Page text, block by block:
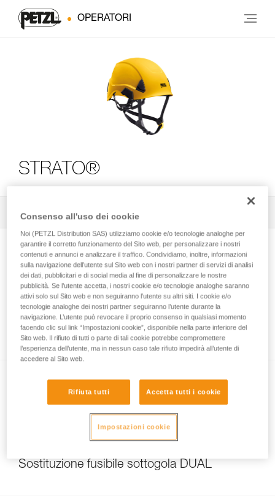
OPERATORI
STRATO®
Tutti i consigli tecnici 2
Quale resistenza scegliere per il sottogola
DUAL?
Sostituzione fusibile sottogola DUAL
Consenso all'uso dei cookie
Noi (PETZL Distribution SAS) utilizziamo cookie e/o tecnologie analoghe per
garantire il corretto funzionamento del Sito web, per personalizzare i nostri
contenuti e annunci e analizzare il traffico. Condividiamo, inoltre, informazioni
sulla navigazione dell’utente sul Sito web con i nostri partner di servizi di analisi
dei dati, pubblicitari e di social media al fine di personalizzare le nostre
pubblicità. Se l’utente accetta, i nostri cookie e/o tecnologie analoghe saranno
attivi solo sul Sito web e non seguiranno l’utente su altri siti. I cookie e/o
tecnologie analoghe dei nostri partner seguiranno l’utente durante la
navigazione. L’utente può revocare il proprio consenso in qualsiasi momento
facendo clic sul link “Impostazioni cookie”, disponibile nella parte inferiore del
Sito web. Il rifiuto di tutti o parte di tali cookie potrebbe compromettere
l’esperienza dell’utente, ma in nessun caso tale rifiuto impedirà all’utente di
accedere al Sito web.
Rifiuta tutti Accetta tutti i cookie
Impostazioni cookie